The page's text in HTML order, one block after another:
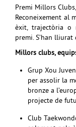
Premi Millors
Reconeixement al
èxit, trajectòria o
premi. S’han
Millors clubs,
Grup Xou
per assolir la
bronze a
projecte de
Club